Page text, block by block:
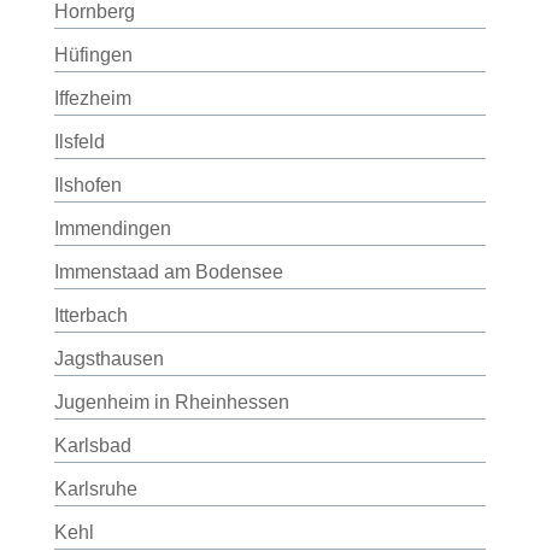
Hornberg
Hüfingen
Iffezheim
Ilsfeld
Ilshofen
Immendingen
Immenstaad am Bodensee
Itterbach
Jagsthausen
Jugenheim in Rheinhessen
Karlsbad
Karlsruhe
Kehl